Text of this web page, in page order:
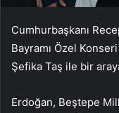
Cumhurbaşkanı
Bayramı Özel
Şefika Taş ile bir
Erdoğan, Beştepe